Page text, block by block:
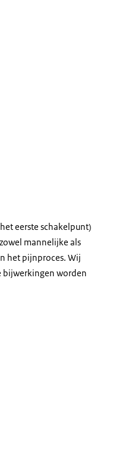
eerste schakelpunt)
mannelijke als
het pijnproces. Wij
bijwerkingen worden